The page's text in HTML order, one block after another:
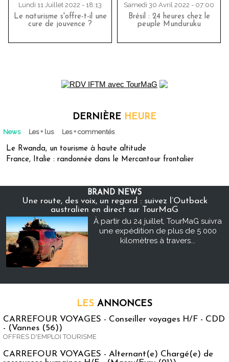
Lundi 11 Juillet 2022 - 18:13
Le naturisme s'offre-t-il une
cure de jouvence ?
Samedi 30 Avril 2022 - 07:00
Brésil : 24 heures chez le
peuple Munduruku
DERNIÈRE HEURE
News Les + lus Les + commentés
Le Rwanda, un tourisme à haute altitude
France, Italie : randonnée dans le Mercantour frontalier
BRAND NEWS
Une route, des voix, un regard : suivez l’Outback
australien en direct sur TourMaG
À partir du 24 juillet, TourMaG suivra
une expédition de plus de 5 000
kilomètres à travers...
LES ANNONCES
CARREFOUR VOYAGES - Conseiller voyages H/F - CDD
- (Vannes (56))
OFFRES D'EMPLOI TOURISME
CARREFOUR VOYAGES - Alternant(e) Chargé(e) de